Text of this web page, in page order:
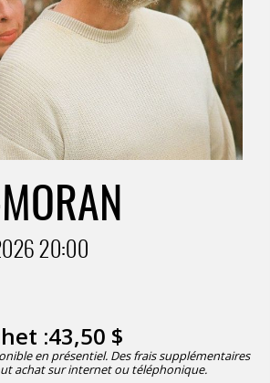
20:00
:43,50 $
en présentiel. Des frais supplémentaires
achat sur internet ou téléphonique.